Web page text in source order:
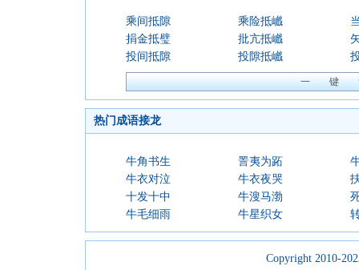
乘间抵隙 乘险抵巇
捐金抵璧
批亢抵巇
投间抵隙
投隙抵巇
热门成语接龙
牛角书生 詈夷为跖
牛衣对泣
牛衣夜哭
十发十中
牛溲马渤
牛毛细雨
牛星织女
Copyright 2010-